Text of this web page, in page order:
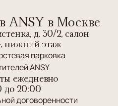
ANSY в Москве
д. 30/2, салон
нижний этаж
парковка
ANSY
ежедневно
до 20:00
договоренности